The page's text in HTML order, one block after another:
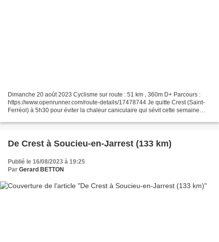
Dimanche 20 août 2023 Cyclisme sur route : 51 km , 360m D+ Parcours :
https://www.openrunner.com/route-details/17478744 Je quitte Crest (Saint-
Ferréol) à 5h30 pour éviter la chaleur caniculaire qui sévit cette semaine
De Crest à Soucieu-en-Jarrest (133 km)
Publié le 16/08/2023 à 19:25
Par Gerard BETTON